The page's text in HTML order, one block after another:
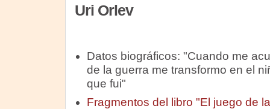
Uri Orlev
Datos biográficos: "Cuando me
de la guerra me transformo en el
que fui"
Fragmentos del libro "El juego de la